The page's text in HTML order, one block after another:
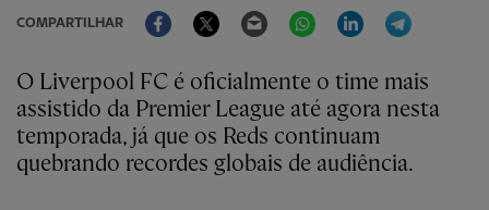
COMPARTILHAR
FacebookTwitter Email WhatsAppLinkedIn
O Liverpool FC é oficialmente o time mais
assistido da Premier League até agora nesta
temporada, já que os Reds continuam
quebrando recordes globais de audiência.